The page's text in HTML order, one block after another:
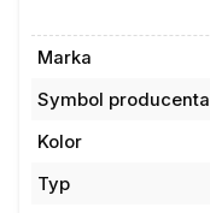
Marka
Symbol producenta
Kolor
Typ